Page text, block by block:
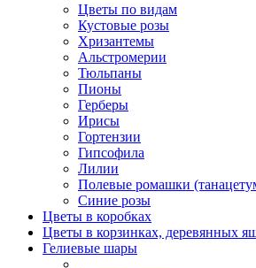
Цветы по видам
Кустовые розы
Хризантемы
Альстромерии
Тюльпаны
Пионы
Герберы
Ирисы
Гортензии
Гипсофила
Лилии
Полевые ромашки
Синие розы
Цветы в коробках
Цветы в корзинках, деревянных
Гелиевые шары